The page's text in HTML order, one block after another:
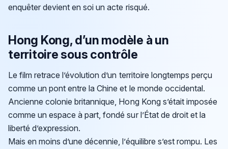
enquêter devient en soi un acte risqué.
Hong Kong, d’un modèle à un
territoire sous contrôle
Le film retrace l’évolution d’un territoire longtemps perçu
comme un pont entre la Chine et le monde occidental.
Ancienne colonie britannique, Hong Kong s’était imposée
comme un espace à part, fondé sur l’État de droit et la
liberté d’expression.
Mais en moins d’une décennie, l’équilibre s’est rompu. Les